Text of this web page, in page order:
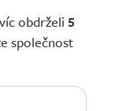
obdrželi 5
společnost